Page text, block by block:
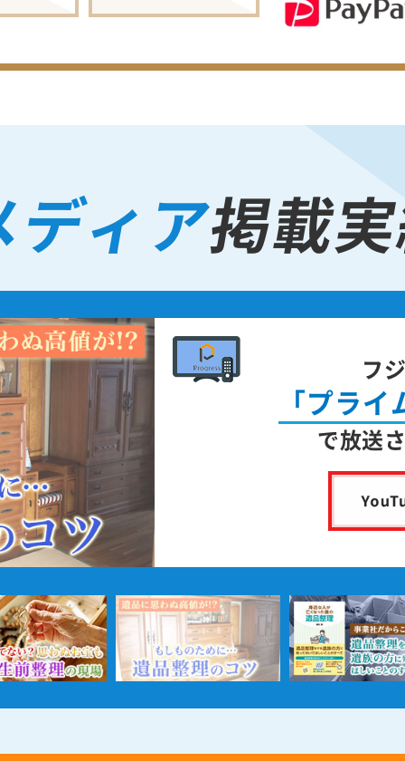
ディア掲載
フ
「プラ
で放送